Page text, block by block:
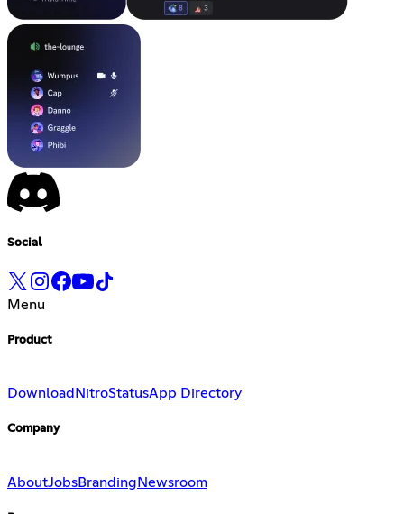
Social
Menu
Product
Download NitroStatusApp Directory
Company
AboutJobsBranding Newsroom